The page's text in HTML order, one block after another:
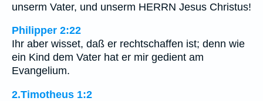
unserm Vater, und unserm HERRN Jesus Christus!
Philipper 2:22
Ihr aber wisset, daß er rechtschaffen ist; denn wie
ein Kind dem Vater hat er mir gedient am
Evangelium.
2.Timotheus 1:2